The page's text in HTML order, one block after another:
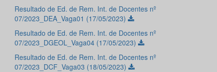
Resultado de Ed. de Rem. Int. de Docentes nº
07/2023_DEA_Vaga01 (17/05/2023)
Resultado de Ed. de Rem. Int. de Docentes nº
07/2023_DGEOL_Vaga04 (17/05/2023)
Resultado de Ed. de Rem. Int. de Docentes nº
07/2023_DCF_Vaga03 (18/05/2023)